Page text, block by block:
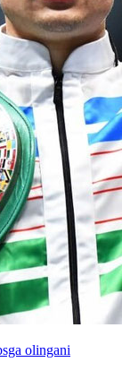
olingani